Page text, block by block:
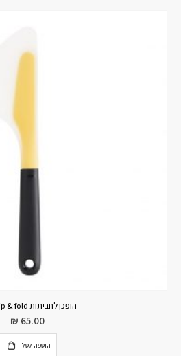
הופכן לחביתות Flip & fold מיני
₪ 65.00
הוספה לסל